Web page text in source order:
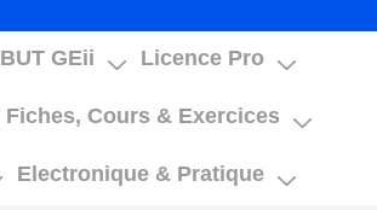
BUT GEii Licence Pro
Fiches, Cours & Exercices
Electronique & Pratique